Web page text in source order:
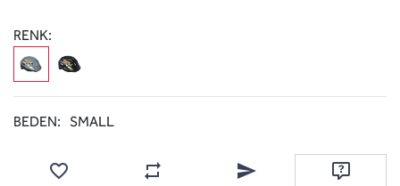
RENK:
BEDEN: SMALL
Add to wishlist Add to compare listEmail a friend Ask